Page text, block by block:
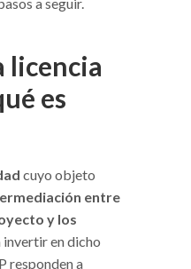
a seguir.
licencia
es
cuyo objeto
entre
y los
invertir en dicho
responden a